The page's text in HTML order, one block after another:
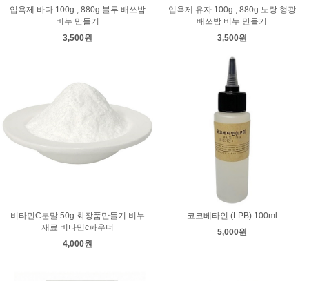
입욕제 바다 100g , 880g 블루 배쓰밤
비누 만들기
3,500원
입욕제 유자 100g , 880g 노랑 형광
배쓰밤 비누 만들기
3,500원
비타민C분말 50g 화장품만들기 비누
재료 비타민c파우더
4,000원
코코베타인 (LPB) 100ml
5,000원